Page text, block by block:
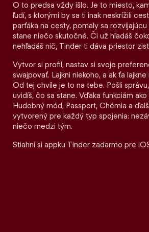
O to predsa vždy išlo. Je to miesto,
ľudí, s ktorými by sa ti inak neskrížili
parťáka na cesty, pomaly sa rozvíjajúcu
stane niečo skutočné. Či už hľadáš
nehľadáš nič, Tinder ti dáva priestor
Vytvor si profil, nastav si svoje
swajpovať. Lajkni niekoho, a ak ťa
Od tej chvíle je to na tebe. Pošli
uvidíš, čo sa stane. Vďaka funkciám
Hudobný mód, Passport, Chémia a
vytvorený pre každý typ spojenia:
niečo medzi tým.
Stiahni si appku Tinder zadarmo pre